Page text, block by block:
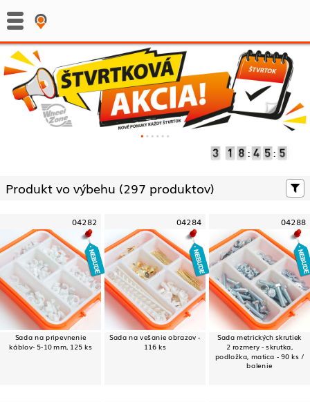
: :
Produkt vo výbehu (297 produktov)
04282
Sada na pripevnenie
káblov- 5-10 mm, 125 ks
04284
Sada na vešanie obrazov -
116 ks
04288
Sada metrických skrutiek
2 rozmery - skrutka,
podložka, matica - 90 ks /
balenie